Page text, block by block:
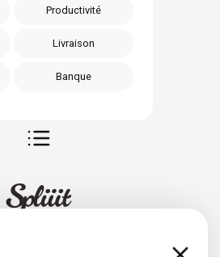
Productivité
Livraison
Banque